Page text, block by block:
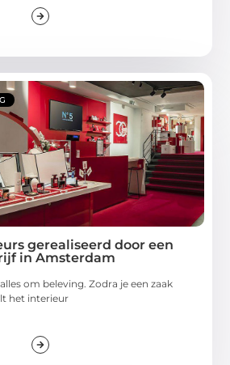
gerealiseerd door een
in Amsterdam
om beleving. Zodra je een zaak
het interieur